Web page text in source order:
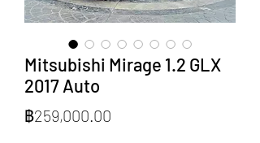
Mitsubishi Mirage 1.2 GLX
2017 Auto
฿259,000.00